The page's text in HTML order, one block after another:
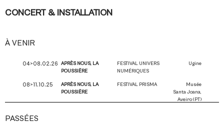
CONCERT & INSTALLATION
À VENIR
04>08.02.26 APRÈS NOUS, LA
POUSSIÈRE
FESTIVAL UNIVERS
NUMÉRIQUES
Ugine
08>11.10.25
APRÈS NOUS, LA
POUSSIÈRE
FESTIVAL PRISMA
Musée
Santa Joana,
Aveiro (PT)
PASSÉES